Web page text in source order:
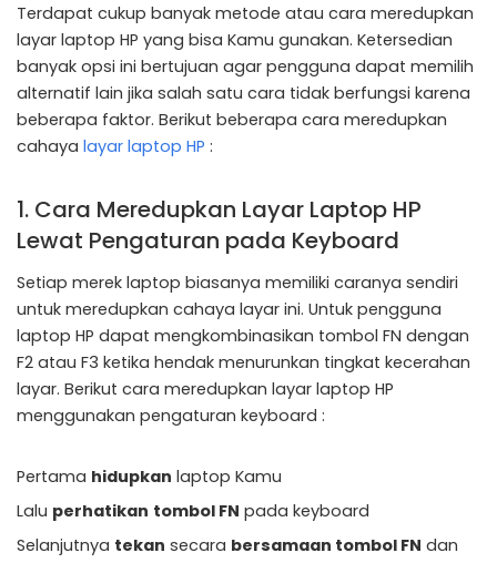
Terdapat cukup banyak metode atau cara meredupkan
layar laptop HP yang bisa Kamu gunakan. Ketersedian
banyak opsi ini bertujuan agar pengguna dapat memilih
alternatif lain jika salah satu cara tidak berfungsi karena
beberapa faktor. Berikut beberapa cara meredupkan
cahaya layar laptop HP :
1. Cara Meredupkan Layar Laptop HP
Lewat Pengaturan pada Keyboard
Setiap merek laptop biasanya memiliki caranya sendiri
untuk meredupkan cahaya layar ini. Untuk pengguna
laptop HP dapat mengkombinasikan tombol FN dengan
F2 atau F3 ketika hendak menurunkan tingkat kecerahan
layar. Berikut cara meredupkan layar laptop HP
menggunakan pengaturan keyboard :
Pertama hidupkan laptop Kamu
Lalu perhatikan tombol FN pada keyboard
Selanjutnya tekan secara bersamaan tombol FN dan